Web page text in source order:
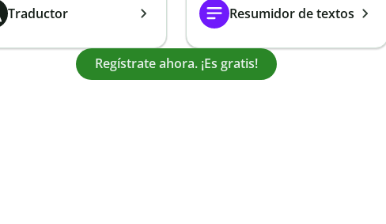
Traductor Resumidor de textos
Regístrate ahora. ¡Es gratis!